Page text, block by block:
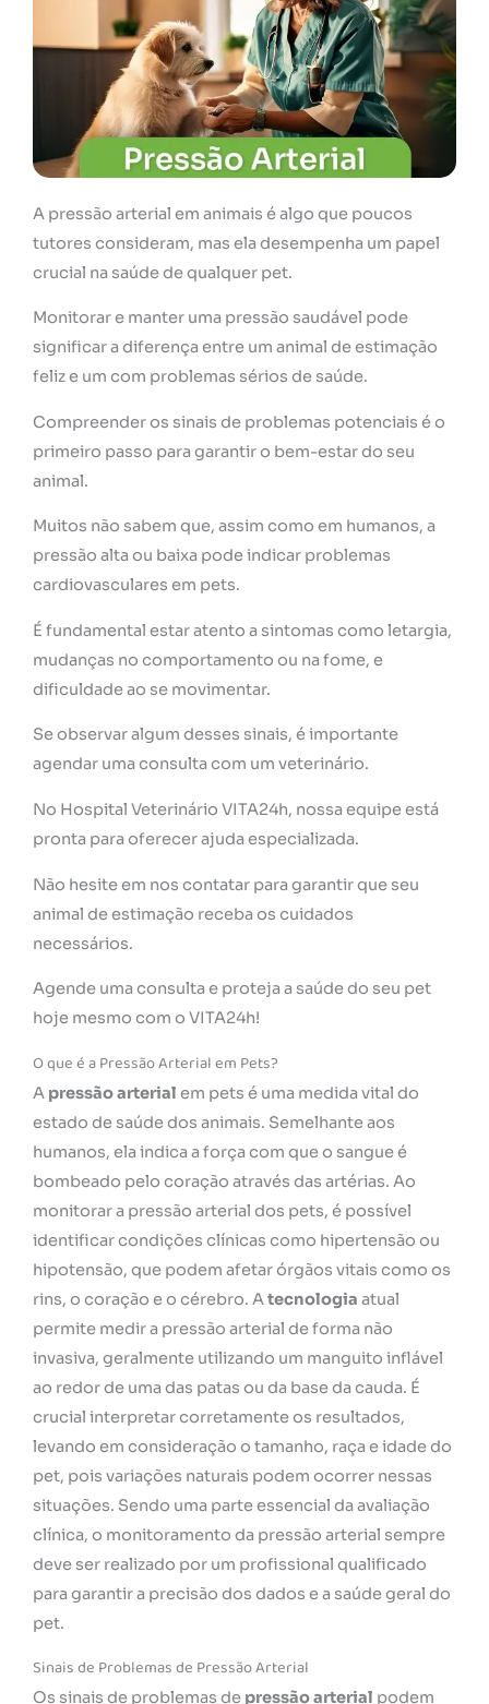
A pressão arterial em animais é algo que poucos
tutores consideram, mas ela desempenha um papel
crucial na saúde de qualquer pet.
Monitorar e manter uma pressão saudável pode
significar a diferença entre um animal de estimação
feliz e um com problemas sérios de saúde.
Compreender os sinais de problemas potenciais é o
primeiro passo para garantir o bem-estar do seu
animal.
Muitos não sabem que, assim como em humanos, a
pressão alta ou baixa pode indicar problemas
cardiovasculares em pets.
É fundamental estar atento a sintomas como letargia,
mudanças no comportamento ou na fome, e
dificuldade ao se movimentar.
Se observar algum desses sinais, é importante
agendar uma consulta com um veterinário.
No Hospital Veterinário VITA24h, nossa equipe está
pronta para oferecer ajuda especializada.
Não hesite em nos contatar para garantir que seu
animal de estimação receba os cuidados
necessários.
Agende uma consulta e proteja a saúde do seu pet
hoje mesmo com o VITA24h!
O que é a Pressão Arterial em Pets?
A pressão arterial em pets é uma medida vital do
estado de saúde dos animais. Semelhante aos
humanos, ela indica a força com que o sangue é
bombeado pelo coração através das artérias. Ao
monitorar a pressão arterial dos pets, é possível
identificar condições clínicas como hipertensão ou
hipotensão, que podem afetar órgãos vitais como os
rins, o coração e o cérebro. Atecnologia atual
permite medir a pressão arterial de forma não
invasiva, geralmente utilizando um manguito inflável
ao redor de uma das patas ou da base da cauda. É
crucial interpretar corretamente os resultados,
levando em consideração o tamanho, raça e idade do
pet, pois variações naturais podem ocorrer nessas
situações. Sendo uma parte essencial da avaliação
clínica, o monitoramento da pressão arterial sempre
deve ser realizado por um profissional qualificado
para garantir a precisão dos dados e a saúde geral do
pet.
Sinais de Problemas de Pressão Arterial
Os sinais de problemas de pressão arterial podem